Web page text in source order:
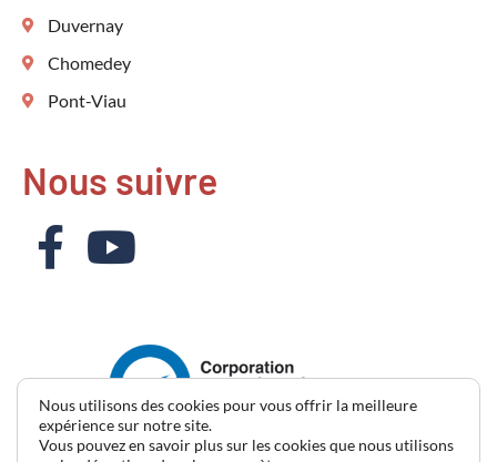
Duvernay
Chomedey
Pont-Viau
Nous suivre
Nous utilisons des cookies pour vous offrir la meilleure
expérience sur notre site.
Vous pouvez en savoir plus sur les cookies que nous utilisons